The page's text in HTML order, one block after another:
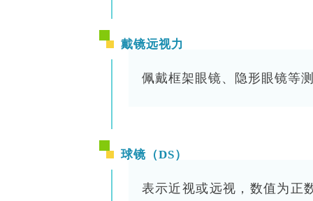
戴镜远视力
佩戴框架眼镜、隐形眼镜等
球镜（DS）
表示近视或远视，数值为正